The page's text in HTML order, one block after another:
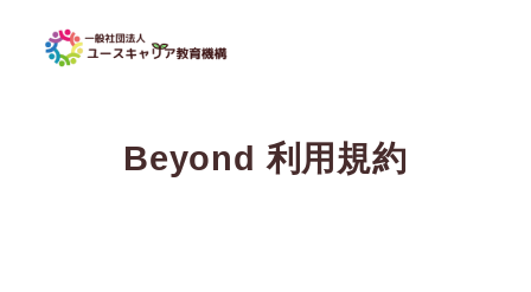
Beyond 利用規約